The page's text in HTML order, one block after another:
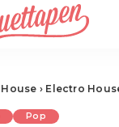
House › Electro
Pop